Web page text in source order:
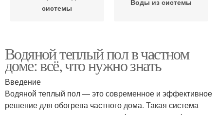
системы
Воды из системы
Водяной теплый пол в частном
доме: всё, что нужно знать
Введение
Водяной теплый пол — это современное и эффективное
решение для обогрева частного дома. Такая система